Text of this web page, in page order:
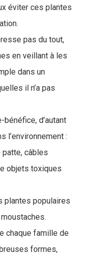
éviter ces plantes
pas du tout,
en veillant à les
dans un
il n’a pas
bénéfice, d’autant
l’environnement :
câbles
objets toxiques
plantes populaires
chaque famille de
formes,